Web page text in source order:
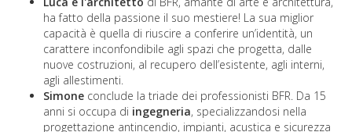
ha fatto della passione il suo mestiere! La sua miglior
capacità è quella di riuscire a conferire un’identità, un
carattere inconfondibile agli spazi che progetta, dalle
nuove costruzioni, al recupero dell’esistente, agli interni,
agli allestimenti.
Simone conclude la triade dei professionisti BFR. Da 15
anni si occupa di ingegneria, specializzandosi nella
progettazione antincendio, impianti, acustica e sicurezza